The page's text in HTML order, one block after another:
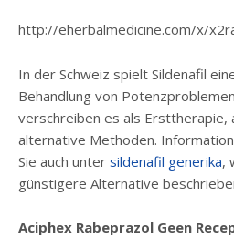
http://eherbalmedicine.com/x/
In der Schweiz spielt Sildenafil
Behandlung von
verschreiben es als
alternative Methoden.
Sie auch unter sildenafil generika,
günstigere Alternative
Aciphex Rabeprazol Geen